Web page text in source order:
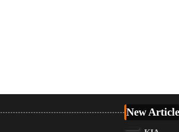
New Article